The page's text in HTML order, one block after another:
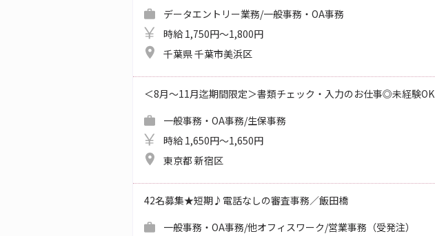
データエントリー業務/一般事務・OA事務
時給 1,750円～1,800円
千葉県 千葉市美浜区
＜8月～11月迄期間限定＞書類チェック・入力のお仕事◎未経験OK
一般事務・OA事務/生保事務
時給 1,650円～1,650円
東京都 新宿区
42名募集★短期♪電話なしの審査事務／飯田橋
一般事務・OA事務/他オフィスワーク/営業事務（受発注）